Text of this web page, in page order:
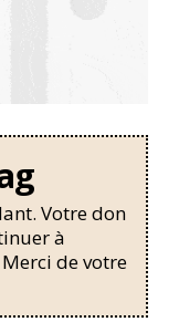
Votre don
à
de votre